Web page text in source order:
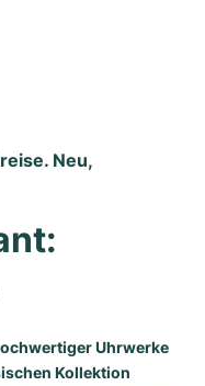
Neu,
Uhrwerke
Kollektion